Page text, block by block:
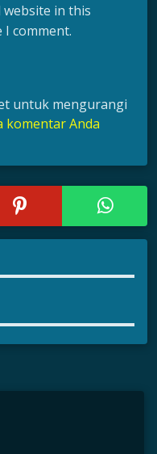
website in this
comment.
untuk mengurangi
komentar Anda